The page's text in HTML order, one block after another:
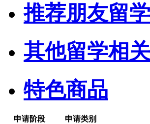
推荐朋友留学
其他留学相关
特色商品
申请阶段
申请类别